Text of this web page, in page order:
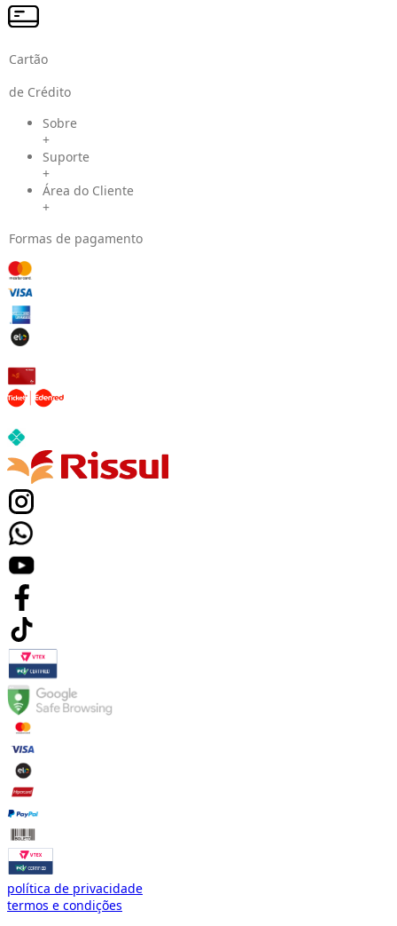
Cartão
de Crédito
Sobre
+
Suporte
+
Área do Cliente
+
Formas de pagamento
política de privacidade
termos e condições